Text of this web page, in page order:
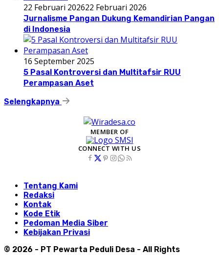
22 Februari 202622 Februari 2026
Jurnalisme Pangan Dukung Kemandirian Pangan
di Indonesia
16 September 2025
5 Pasal Kontroversi dan Multitafsir RUU
Perampasan Aset
Selengkapnya
MEMBER OF
CONNECT WITH US
Tentang Kami
Redaksi
Kontak
Kode Etik
Pedoman Media Siber
Kebijakan Privasi
© 2026 - PT Pewarta Peduli Desa - All Rights